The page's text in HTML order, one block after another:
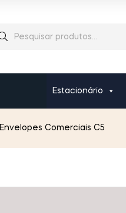
Estacionário
Envelopes Comerciais C5